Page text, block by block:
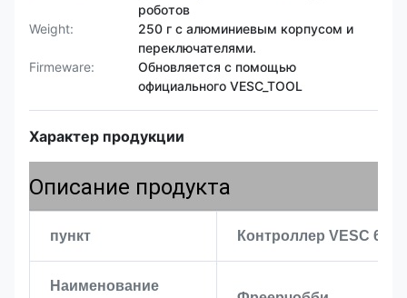
роботов
Weight:
250 г с алюминиевым корпусом и
переключателями.
Firmeware:
Обновляется с помощью
официального VESC_TOOL
Характер продукции
Описание продукта
пункт Контроллер VESC 6
Наименование